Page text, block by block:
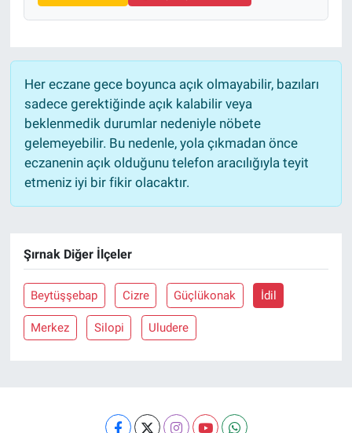
Her eczane gece boyunca açık olmayabilir, bazıları
sadece gerektiğinde açık kalabilir veya
beklenmedik durumlar nedeniyle nöbete
gelemeyebilir. Bu nedenle, yola çıkmadan önce
eczanenin açık olduğunu telefon aracılığıyla teyit
etmeniz iyi bir fikir olacaktır.
Şırnak Diğer İlçeler
Beytüşşebap Cizre Güçlükonak İdil
Merkez Silopi Uludere